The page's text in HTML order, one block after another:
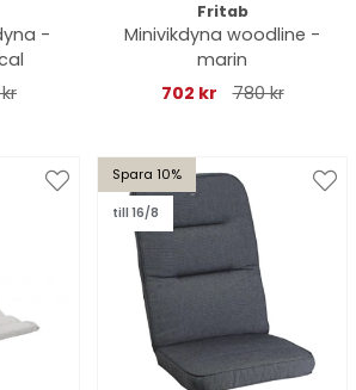
-
Fritab
Minivikdyna woodline -
marin
702 kr
780 kr
Spara 10%
till 16/8